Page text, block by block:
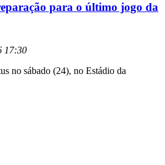
para o último jogo da
17:30
no sábado (24), no Estádio da